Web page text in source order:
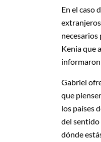
En el caso
necesarios
Kenia que
informaron
Gabriel
que
los países
del sentido
dónde